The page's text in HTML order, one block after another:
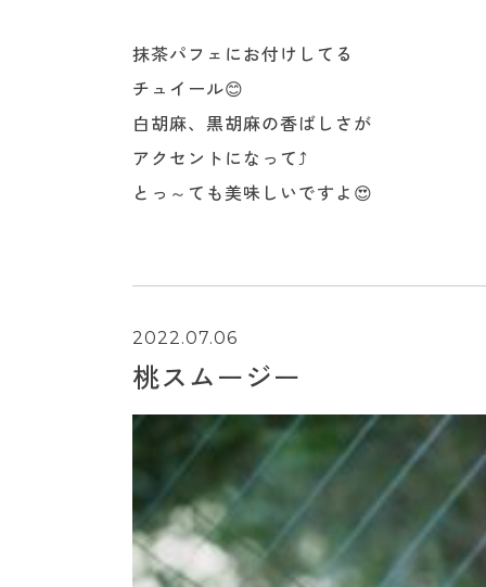
抹茶パフェにお付けしてる
チュイール😊
白胡麻、黒胡麻の香ばしさが
アクセントになって⤴️
とっ～ても美味しいですよ😍
2022.07.06
桃スムージー